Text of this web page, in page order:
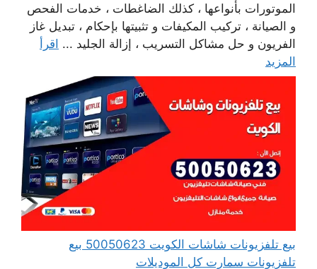
الموتورات بأنواعها ، كذلك الضاغطات ، خدمات الفحص
و الصيانة ، تركيب المكيفات و تثبيتها بإحكام ، تبديل غاز
الفريون و حل مشاكل التسريب ، إزالة الجليد ... اقرأ
المزيد
بيع تلفزيونات شاشات الكويت 50050623 بيع
تلفزيونات سمارت كل الموديلات